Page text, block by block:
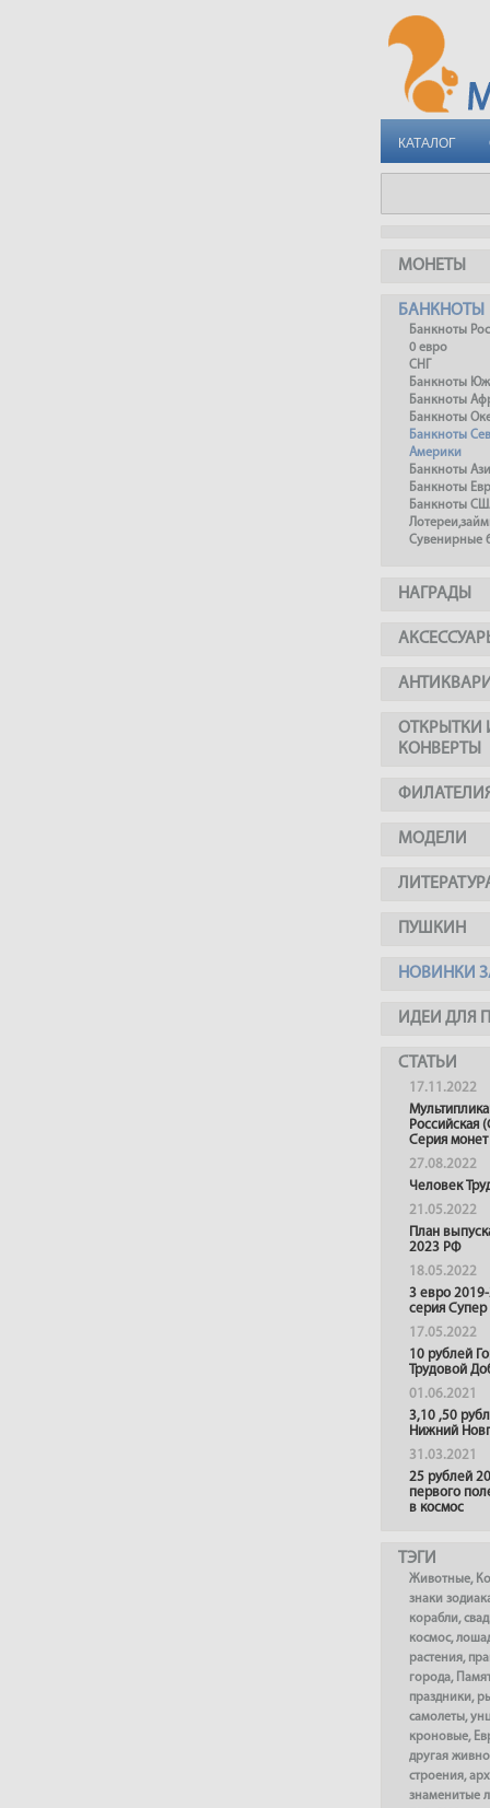
КАТАЛОГ
МОНЕТЫ
БАНКНОТЫ
Банкноты
0 евро
СНГ
Банкноты
Банкноты
Банкноты
Банкноты
Америки
Банкноты
Банкноты
Банкноты
Сувенирные
НАГРАДЫ
ОТКРЫТКИ
КОНВЕРТЫ
МОДЕЛИ
ПУШКИН
НОВИНКИ
ИДЕИ ДЛЯ
СТАТЬИ
17.11.2022
Российская
Серия монет
27.08.2022
Человек
21.05.2022
План
2023 РФ
18.05.2022
3 евро
серия
17.05.2022
10 рублей
Трудовой
01.06.2021
3,10 ,50
Нижний
31.03.2021
25 рублей
первого
в космос
ТЭГИ
Животные,
знаки
корабли,
космос,
растения,
города,
праздники,
самолеты,
кроновые,
другая
строения,
знаменитые